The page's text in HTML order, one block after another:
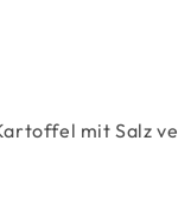
mit Salz